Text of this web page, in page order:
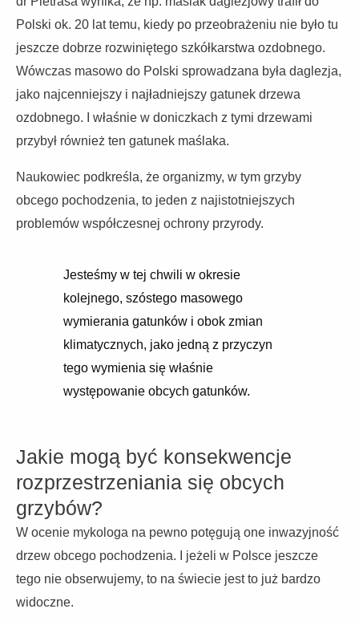
Polski ok. 20 lat temu, kiedy po przeobrażeniu nie było tu
jeszcze dobrze rozwiniętego szkółkarstwa ozdobnego.
Wówczas masowo do Polski sprowadzana była daglezja,
jako najcenniejszy i najładniejszy gatunek drzewa
ozdobnego. I właśnie w doniczkach z tymi drzewami
przybył również ten gatunek maślaka.
Naukowiec podkreśla, że organizmy, w tym grzyby
obcego pochodzenia, to jeden z najistotniejszych
problemów współczesnej ochrony przyrody.
Jesteśmy w tej chwili w okresie
kolejnego, szóstego masowego
wymierania gatunków i obok zmian
klimatycznych, jako jedną z przyczyn
tego wymienia się właśnie
występowanie obcych gatunków.
Jakie mogą być konsekwencje
rozprzestrzeniania się obcych
grzybów?
W ocenie mykologa na pewno potęgują one inwazyjność
drzew obcego pochodzenia. I jeżeli w Polsce jeszcze
tego nie obserwujemy, to na świecie jest to już bardzo
widoczne.